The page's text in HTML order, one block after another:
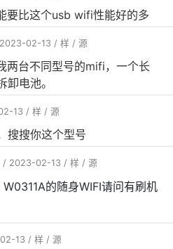
要比这个usb wifi性能好的多
02-13 / 样 / 源
两台不同型号的mifi，一个长
电池。
13 / 样 / 源
搜搜你这个型号
/ 2023-02-13 / 样 / 源
的随身WIFI请问有刷机
13 / 样 / 源